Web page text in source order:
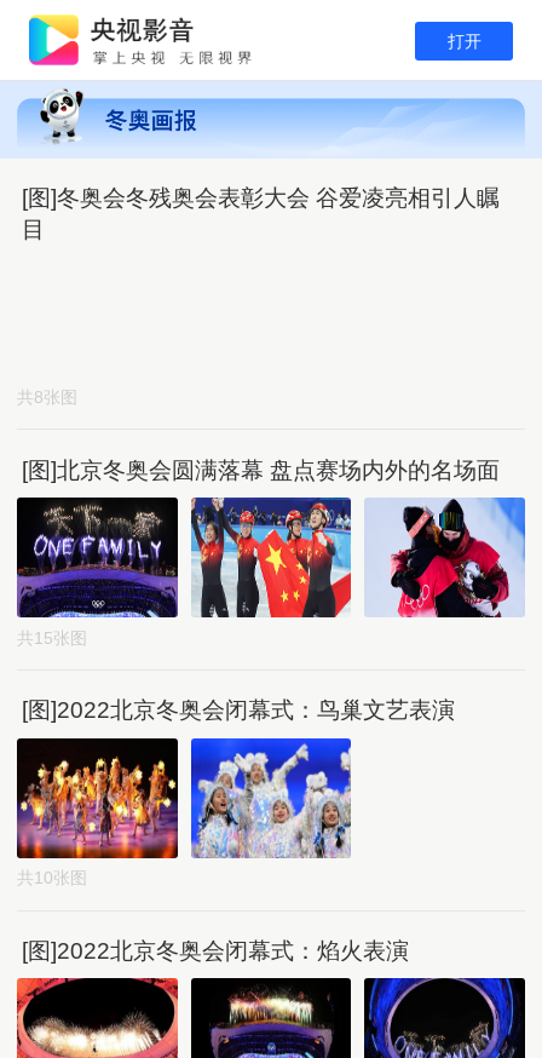
打开
[图]冬奥会冬残奥会表彰大会 谷爱凌亮相引人瞩
目
共8张图
[图]北京冬奥会圆满落幕 盘点赛场内外的名场面
共15张图
[图]2022北京冬奥会闭幕式：鸟巢文艺表演
共10张图
[图]2022北京冬奥会闭幕式：焰火表演